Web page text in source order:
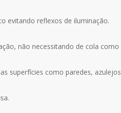
evitando reflexos de iluminação.
não necessitando de cola
superfícies como paredes,